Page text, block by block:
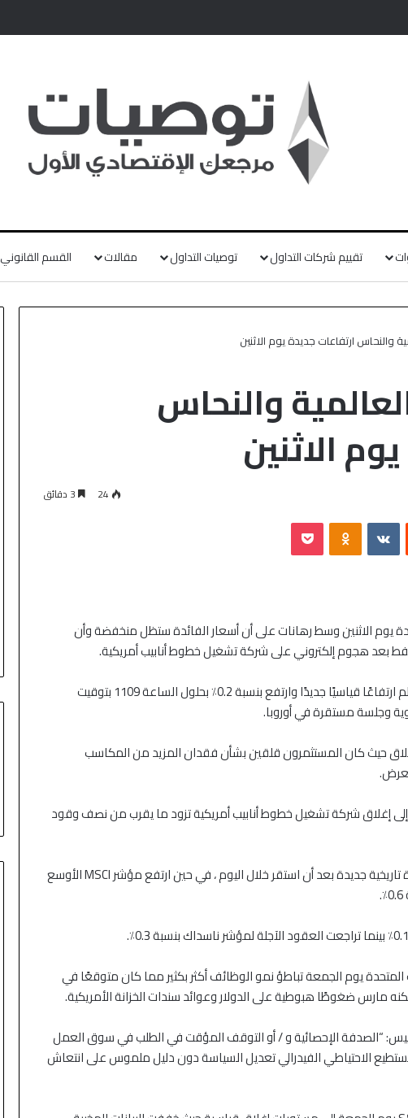
تقييم شركات التداول توصيات التداول مقالات القسم القانوني
والنحاس ارتفاعات جديدة يوم الاثنين
والنحاس
الاثنين
24
يوم الاثنين وسط رهانات على أن أسعار الفائدة ستظل منخفضة وأن
بعد هجوم إلكتروني على شركة تشغيل خطوط أنابيب أمريكية.
سجل مؤشر MSCI للأسهم في جميع أنحاء العالم ارتفاعًا قياسيًا جديدًا وارتفع بنسبة 0.2٪ بحلول الساعة 1109 بتوقيت
وجلسة مستقرة في أوروبا.
حيث كان المستثمرون قلقين بشأن فقدان المزيد من المكاسب
إغلاق شركة تشغيل خطوط أنابيب أمريكية تزود ما يقرب من نصف وقود
وصل مؤشر STOXX 600 الأوروبي أيضًا إلى ذروة تاريخية جديدة بعد أن استقر خلال اليوم ، في حين ارتفع مؤشر MSCI الأوسع
المتحدة يوم الجمعة تباطؤ نمو الوظائف أكثر بكثير مما كان متوقعًا في
مارس ضغوطًا هبوطية على الدولار وعوائد سندات الخزانة الأمريكية.
“الصدفة الإحصائية و / أو التوقف المؤقت في الطلب في سوق العمل
الاحتياطي الفيدرالي تعديل السياسة دون دليل ملموس على انتعاش
ترتفع بدعم من
منذ 3 أيام
الأسهم الآسيوية تتراجع بعد موجة